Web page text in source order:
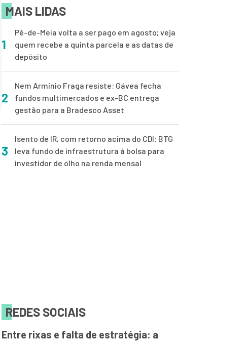
MAIS LIDAS
1
Pé-de-Meia volta a ser pago em agosto; veja
quem recebe a quinta parcela e as datas de
depósito
2
Nem Armínio Fraga resiste: Gávea fecha
fundos multimercados e ex-BC entrega
gestão para a Bradesco Asset
3
Isento de IR, com retorno acima do CDI: BTG
leva fundo de infraestrutura à bolsa para
investidor de olho na renda mensal
REDES SOCIAIS
Entre rixas e falta de estratégia: a